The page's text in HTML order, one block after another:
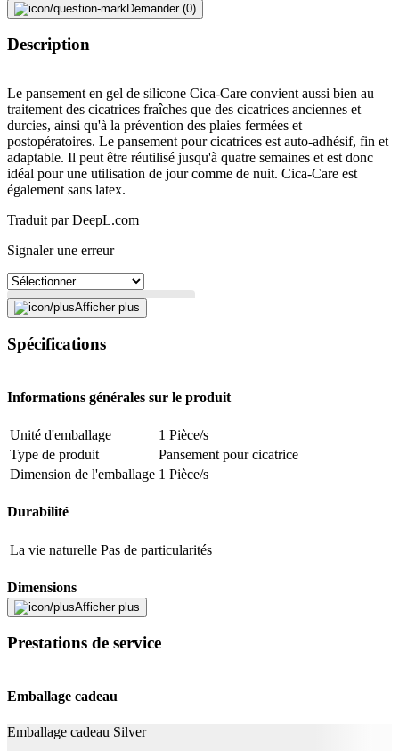
Demander (0)
Description
Le pansement en gel de silicone Cica-Care convient aussi bien au
traitement des cicatrices fraîches que des cicatrices anciennes et
durcies, ainsi qu'à la prévention des plaies fermées et
postopératoires. Le pansement pour cicatrices est auto-adhésif, fin et
adaptable. Il peut être réutilisé jusqu'à quatre semaines et est donc
idéal pour une utilisation de jour comme de nuit. Cica-Care est
également sans latex.
Traduit par DeepL.com
Signaler une erreur
Description
Fermer le formulaire
Envoyer
Afficher plus
Spécifications
Informations générales sur le produit
Unité d'emballage
1 Pièce/s
Type de produit
Pansement pour cicatrice
Dimension de l'emballage 1 Pièce/s
Durabilité
La vie naturelle Pas de particularités
Dimensions
Longueur 12 cm
Smith & Nephew Schweiz AG,
Afficher plus
Prestations de service
Emballage cadeau
Emballage cadeau Silver